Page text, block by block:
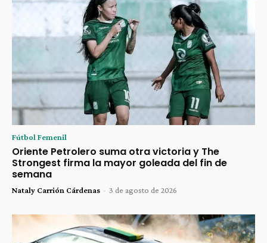
Fútbol Femenil
Oriente Petrolero suma otra victoria y The
Strongest firma la mayor goleada del fin de
semana
Nataly Carrión Cárdenas - 3 de agosto de 2026